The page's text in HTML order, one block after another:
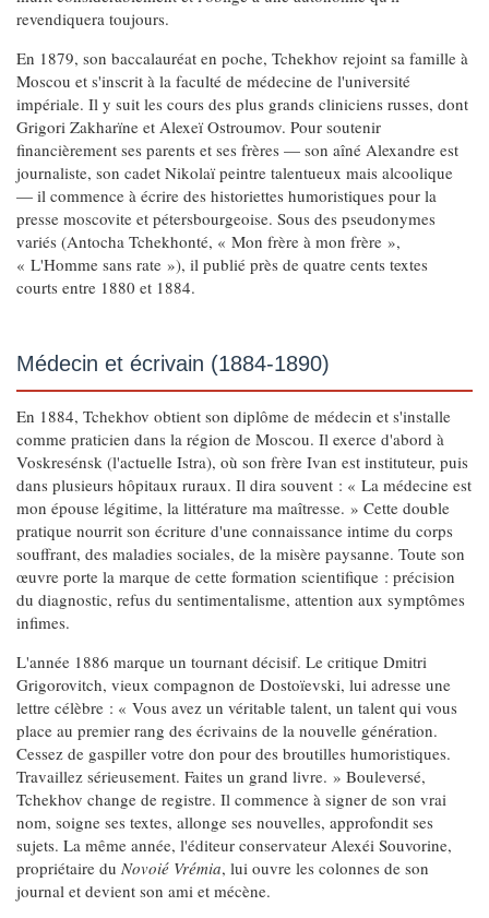
revendiquera toujours.
En 1879, son baccalauréat en poche, Tchekhov rejoint sa famille à
Moscou et s'inscrit à la faculté de médecine de l'université
impériale. Il y suit les cours des plus grands cliniciens russes, dont
Grigori Zakharïne et Alexeï Ostroumov. Pour soutenir
financièrement ses parents et ses frères — son aîné Alexandre est
journaliste, son cadet Nikolaï peintre talentueux mais alcoolique
— il commence à écrire des historiettes humoristiques pour la
presse moscovite et pétersbourgeoise. Sous des pseudonymes
variés (Antocha Tchekhonté, « Mon frère à mon frère »,
« L'Homme sans rate »), il publié près de quatre cents textes
courts entre 1880 et 1884.
Médecin et écrivain (1884-1890)
En 1884, Tchekhov obtient son diplôme de médecin et s'installe
comme praticien dans la région de Moscou. Il exerce d'abord à
Voskresénsk (l'actuelle Istra), où son frère Ivan est instituteur, puis
dans plusieurs hôpitaux ruraux. Il dira souvent : « La médecine est
mon épouse légitime, la littérature ma maîtresse. » Cette double
pratique nourrit son écriture d'une connaissance intime du corps
souffrant, des maladies sociales, de la misère paysanne. Toute son
œuvre porte la marque de cette formation scientifique : précision
du diagnostic, refus du sentimentalisme, attention aux symptômes
infimes.
L'année 1886 marque un tournant décisif. Le critique Dmitri
Grigorovitch, vieux compagnon de Dostoïevski, lui adresse une
lettre célèbre : « Vous avez un véritable talent, un talent qui vous
place au premier rang des écrivains de la nouvelle génération.
Cessez de gaspiller votre don pour des broutilles humoristiques.
Travaillez sérieusement. Faites un grand livre. » Bouleversé,
Tchekhov change de registre. Il commence à signer de son vrai
nom, soigne ses textes, allonge ses nouvelles, approfondit ses
sujets. La même année, l'éditeur conservateur Alexéi Souvorine,
propriétaire du Novoié Vrémia, lui ouvre les colonnes de son
journal et devient son ami et mécène.